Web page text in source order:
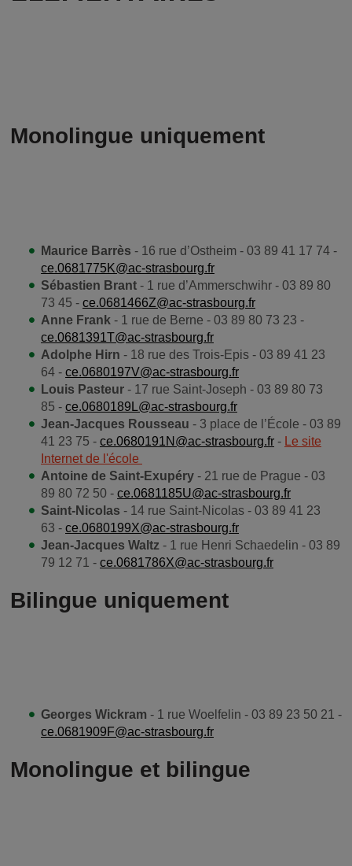
Monolingue uniquement
Maurice Barrès - 16 rue d’Ostheim - 03 89 41 17 74 -
ce.0681775K@ac-strasbourg.fr
Sébastien Brant - 1 rue d’Ammerschwihr - 03 89 80
73 45 - ce.0681466Z@ac-strasbourg.fr
Anne Frank - 1 rue de Berne - 03 89 80 73 23 -
ce.0681391T@ac-strasbourg.fr
Adolphe Hirn - 18 rue des Trois-Epis - 03 89 41 23
64 - ce.0680197V@ac-strasbourg.fr
Louis Pasteur - 17 rue Saint-Joseph - 03 89 80 73
85 - ce.0680189L@ac-strasbourg.fr
Jean-Jacques Rousseau - 3 place de l’École - 03 89
41 23 75 - ce.0680191N@ac-strasbourg.fr - Le site
Internet de l'école
Antoine de Saint-Exupéry - 21 rue de Prague - 03
89 80 72 50 - ce.0681185U@ac-strasbourg.fr
Saint-Nicolas - 14 rue Saint-Nicolas - 03 89 41 23
63 - ce.0680199X@ac-strasbourg.fr
Jean-Jacques Waltz - 1 rue Henri Schaedelin - 03 89
79 12 71 - ce.0681786X@ac-strasbourg.fr
Bilingue uniquement
Georges Wickram - 1 rue Woelfelin - 03 89 23 50 21 -
ce.0681909F@ac-strasbourg.fr
Monolingue et bilingue